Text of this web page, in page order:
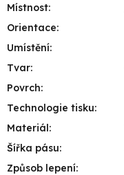
Místnost:
Orientace:
Umístění:
Tvar:
Povrch:
Technologie tisku:
Materiál:
Šířka pásu:
Způsob lepení: